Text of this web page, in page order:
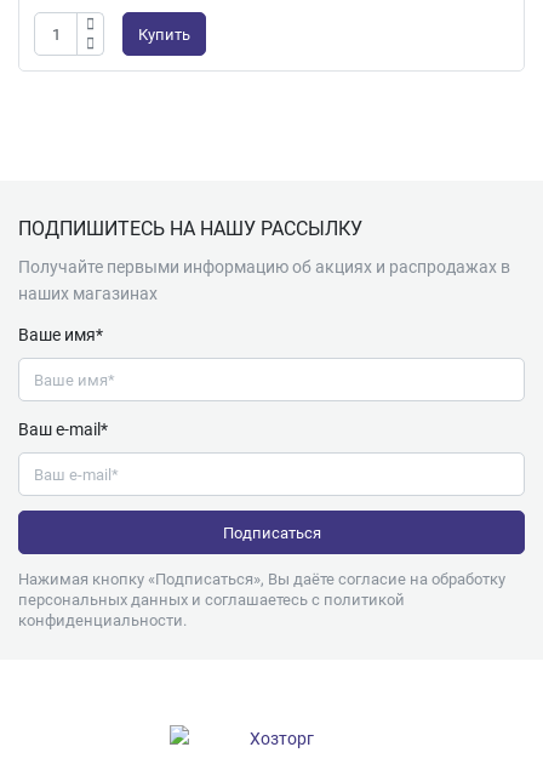
Купить
ПОДПИШИТЕСЬ НА НАШУ РАССЫЛКУ
Получайте первыми информацию об акциях и распродажах в
наших магазинах
Ваше имя*
Ваш e-mail*
Нажимая кнопку «Подписаться», Вы даёте согласие на обработку
персональных данных и соглашаетесь с политикой
конфиденциальности.